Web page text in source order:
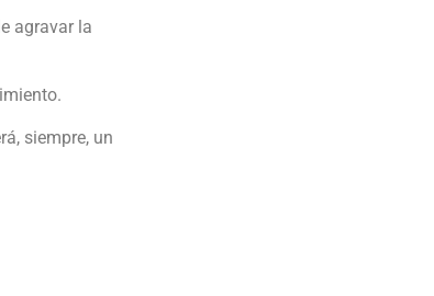
agravar la
siempre, un